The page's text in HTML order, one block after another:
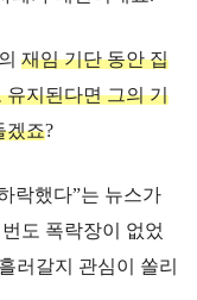
재임 기단 동안 집
유지된다면 그의 기
겠죠?
락했다”는 뉴스가
도 폭락장이 없었
러갈지 관심이 쏠리